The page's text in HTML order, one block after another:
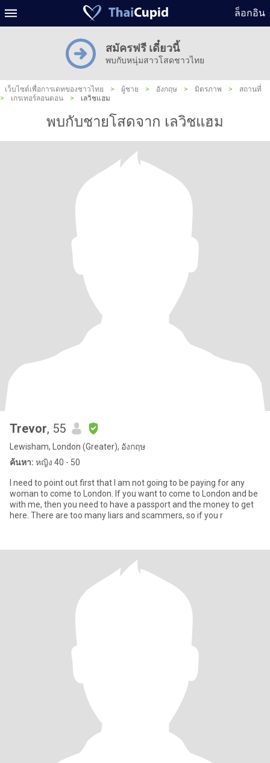
ล็อกอิน
สมัครฟรี เดี๋ยวนี้
พบกับหนุ่มสาวโสดชาวไทย
เว็บไซต์เพื่อการเดทของชาวไทย > ผู้ชาย > อังกฤษ > มิตรภาพ >
สถานที่
>
เกรเทอร์ลอนดอน > เลวิชแฮม
พบกับชายโสดจาก เลวิชแฮม
Trevor, 55
Lewisham, London (Greater), อังกฤษ
ค้นหา: หญิง 40 - 50
I need to point out first that I am not going to be paying for any
woman to come to London. If you want to come to London and be
with me, then you need to have a passport and the money to get
here. There are too many liars and scammers, so if you r